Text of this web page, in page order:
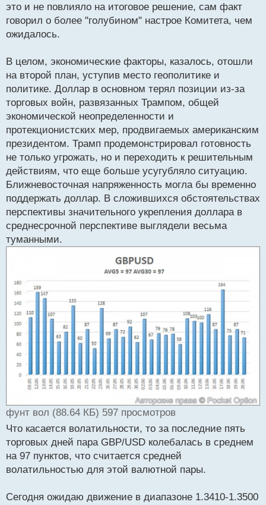
это и не повлияло на итоговое решение, сам факт
говорил о более "голубином" настрое Комитета, чем
ожидалось.
В целом, экономические факторы, казалось, отошли
на второй план, уступив место геополитике и
политике. Доллар в основном терял позиции из-за
торговых войн, развязанных Трампом, общей
экономической неопределенности и
протекционистских мер, продвигаемых американским
президентом. Трамп продемонстрировал готовность
не только угрожать, но и переходить к решительным
действиям, что еще больше усугубляло ситуацию.
Ближневосточная напряженность могла бы временно
поддержать доллар. В сложившихся обстоятельствах
перспективы значительного укрепления доллара в
среднесрочной перспективе выглядели весьма
туманными.
фунт вол (88.64 КБ) 597 просмотров
Что касается волатильности, то за последние пять
торговых дней пара GBP/USD колебалась в среднем
на 97 пунктов, что считается средней
волатильностью для этой валютной пары.
Сегодня ожидаю движение в диапазоне 1.3410-1.3500